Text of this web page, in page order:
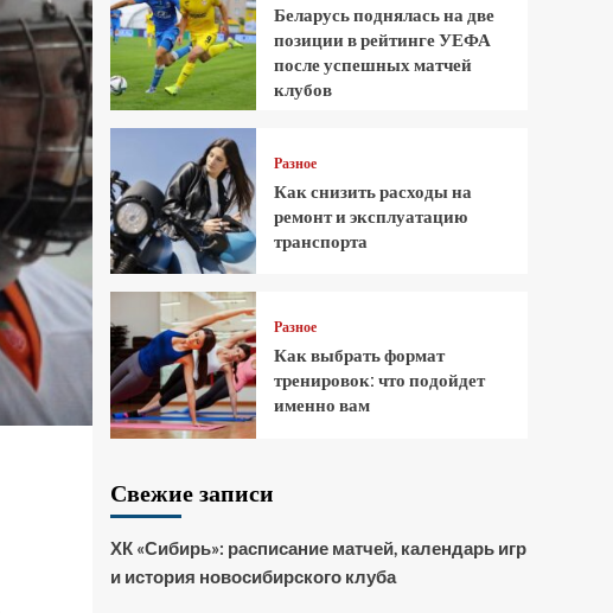
Беларусь поднялась на две
позиции в рейтинге УЕФА
после успешных матчей
клубов
Разное
Как снизить расходы на
ремонт и эксплуатацию
транспорта
Разное
Как выбрать формат
тренировок: что подойдет
именно вам
Свежие записи
ХК «Сибирь»: расписание матчей, календарь игр
и история новосибирского клуба